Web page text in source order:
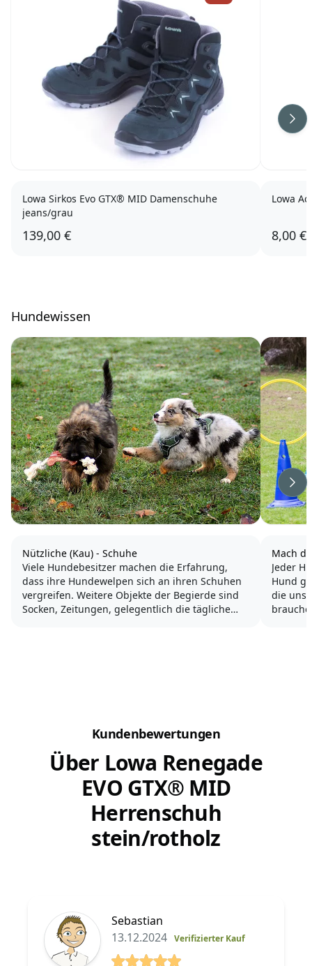
Lowa Sirkos Evo GTX® MID Damenschuhe
jeans/grau
139,00 €
Lowa
8,00 €
Hundewissen
Nützliche (Kau) - Schuhe
Viele Hundebesitzer machen die Erfahrung,
dass ihre Hundewelpen sich an ihren Schuhen
vergreifen. Weitere Objekte der Begierde sind
Socken, Zeitungen, gelegentlich die tägliche
Mach
Jeder
Hund
die
Kundenbewertungen
Über Lowa Renegade
EVO GTX® MID
Herrenschuh
stein/rotholz
Sebastian
13.12.2024 Verifizierter Kauf